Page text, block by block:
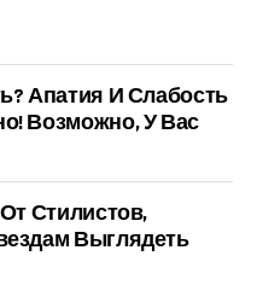
Апатия И Слабость
Возможно, У Вас
Стилистов,
Выглядеть